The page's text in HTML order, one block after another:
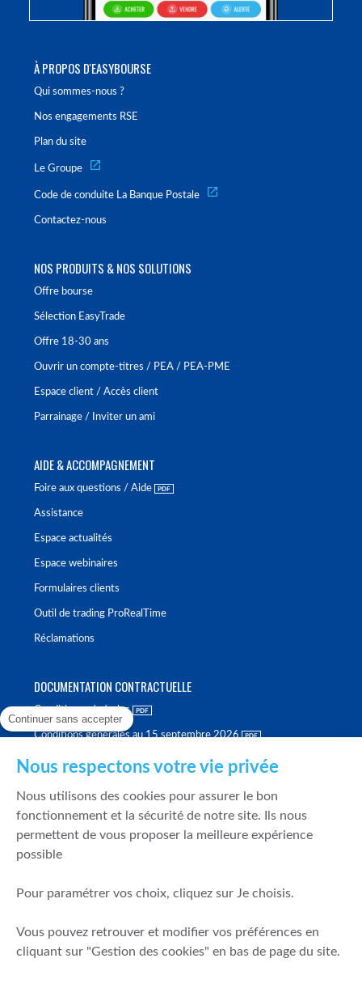
À PROPOS D'EASYBOURSE
Qui sommes-nous ?
Nos engagements RSE
Plan du site
Le Groupe
Code de conduite La Banque Postale
Contactez-nous
NOS PRODUITS & NOS SOLUTIONS
Offre bourse
Sélection EasyTrade
Offre 18-30 ans
Ouvrir un compte-titres / PEA / PEA-PME
Espace client / Accès client
Parrainage / Inviter un ami
AIDE & ACCOMPAGNEMENT
Foire aux questions / Aide
Assistance
Espace actualités
Espace webinaires
Formulaires clients
Outil de trading ProRealTime
Réclamations
DOCUMENTATION CONTRACTUELLE
Conditions générales
Conditions générales au 15 septembre 2026
Politique de meilleure sélection
Politique de durabilité
Fonds de garantie des dépôts et de résolution
Mentions légales
Prévention de la fraude
Continuer sans accepter
Nous respectons votre vie privée
Nous utilisons des cookies pour assurer le bon
fonctionnement et la sécurité de notre site. Ils nous
permettent de vous proposer la meilleure expérience
possible
Pour paramétrer vos choix, cliquez sur Je choisis.
Vous pouvez retrouver et modifier vos préférences en
cliquant sur "Gestion des cookies" en bas de page du site.